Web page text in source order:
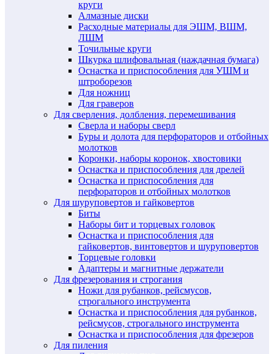
круги
Алмазные диски
Расходные материалы для ЭШМ, ВШМ,
ЛШМ
Точильные круги
Шкурка шлифовальная (наждачная бумага)
Оснастка и приспособления для УШМ и
штроборезов
Для ножниц
Для граверов
Для сверления, долбления, перемешивания
Сверла и наборы сверл
Буры и долота для перфораторов и отбойных
молотков
Коронки, наборы коронок, хвостовики
Оснастка и приспособления для дрелей
Оснастка и приспособления для
перфораторов и отбойных молотков
Для шуруповертов и гайковертов
Биты
Наборы бит и торцевых головок
Оснастка и приспособления для
гайковертов, винтовертов и шуруповертов
Торцевые головки
Адаптеры и магнитные держатели
Для фрезерования и строгания
Ножи для рубанков, рейсмусов,
строгального инструмента
Оснастка и приспособления для рубанков,
рейсмусов, строгального инструмента
Оснастка и приспособления для фрезеров
Для пиления